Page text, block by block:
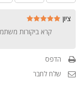
ציון
קרא ביקורות
הדפס
שלח לחבר